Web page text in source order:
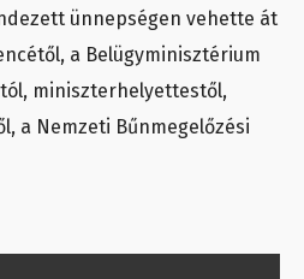
ünnepségen vehette át
a Belügyminisztérium
miniszterhelyettestől,
a Nemzeti Bűnmegelőzési